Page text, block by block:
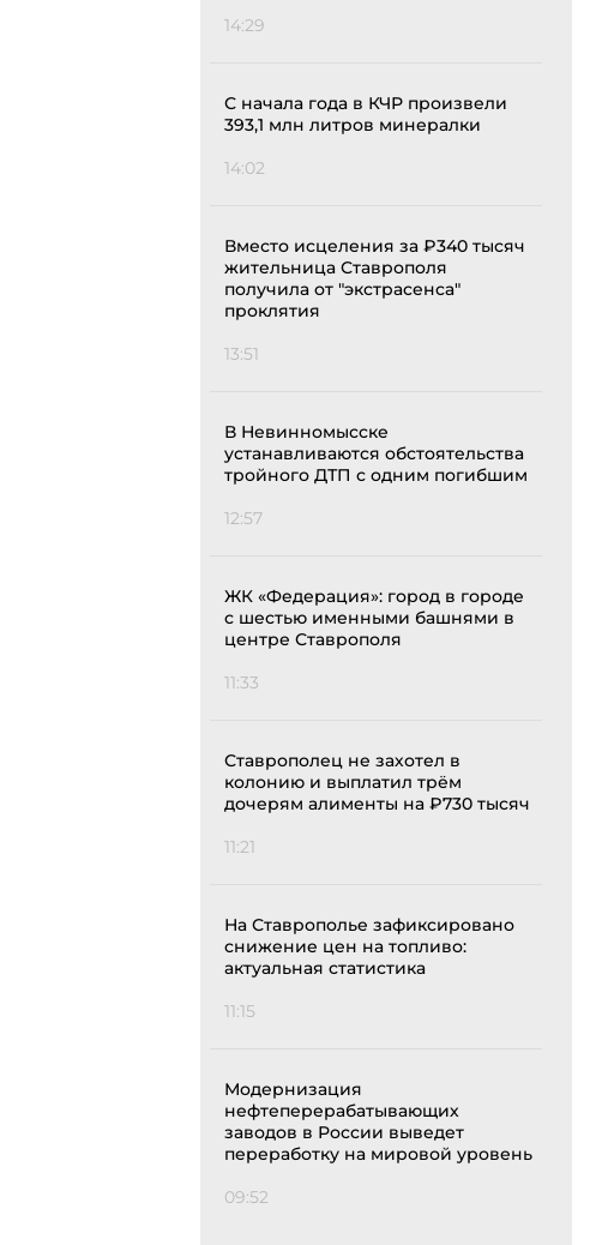
14:29
С начала года в КЧР произвели
393,1 млн литров минералки
14:02
Вместо исцеления за ₽340 тысяч
жительница Ставрополя
получила от "экстрасенса"
проклятия
13:51
В Невинномысске
устанавливаются обстоятельства
тройного ДТП с одним погибшим
12:57
ЖК «Федерация»: город в городе
с шестью именными башнями в
центре Ставрополя
11:33
Ставрополец не захотел в
колонию и выплатил трём
дочерям алименты на ₽730 тысяч
11:21
На Ставрополье зафиксировано
снижение цен на топливо:
актуальная статистика
11:15
Модернизация
нефтеперерабатывающих
заводов в России выведет
переработку на мировой уровень
09:52